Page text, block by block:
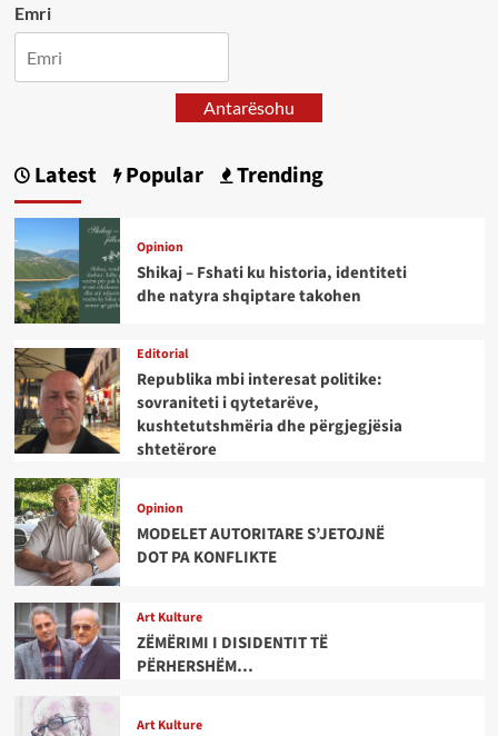
Emri
Antarësohu
Latest Popular Trending
Opinion
Shikaj – Fshati ku historia, identiteti
dhe natyra shqiptare takohen
Editorial
Republika mbi interesat politike:
sovraniteti i qytetarëve,
kushtetutshmëria dhe përgjegjësia
shtetërore
Opinion
MODELET AUTORITARE S’JETOJNË
DOT PA KONFLIKTE
Art Kulture
ZËMËRIMI I DISIDENTIT TË
PËRHERSHËM…
Art Kulture